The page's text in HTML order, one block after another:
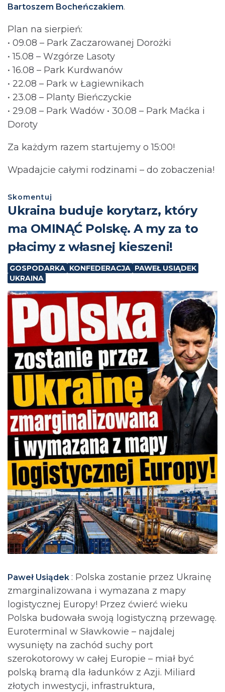
Bartoszem Bocheńczakiem.
Plan na sierpień:
• 09.08 – Park Zaczarowanej Dorożki
• 15.08 – Wzgórze Lasoty
• 16.08 – Park Kurdwanów
• 22.08 – Park w Łagiewnikach
• 23.08 – Planty Bieńczyckie
• 29.08 – Park Wadów • 30.08 – Park Maćka i
Doroty
Za każdym razem startujemy o 15:00!
Wpadajcie całymi rodzinami – do zobaczenia!
Skomentuj
Ukraina buduje korytarz, który
ma OMINĄĆ Polskę. A my za to
płacimy z własnej kieszeni!
GOSPODARKA KONFEDERACJA PAWEŁ USIĄDEK
UKRAINA
Paweł Usiądek : Polska zostanie przez Ukrainę
zmarginalizowana i wymazana z mapy
logistycznej Europy! Przez ćwierć wieku
Polska budowała swoją logistyczną przewagę.
Euroterminal w Sławkowie – najdalej
wysunięty na zachód suchy port
szerokotorowy w całej Europie – miał być
polską bramą dla ładunków z Azji. Miliard
złotych inwestycji, infrastruktura,